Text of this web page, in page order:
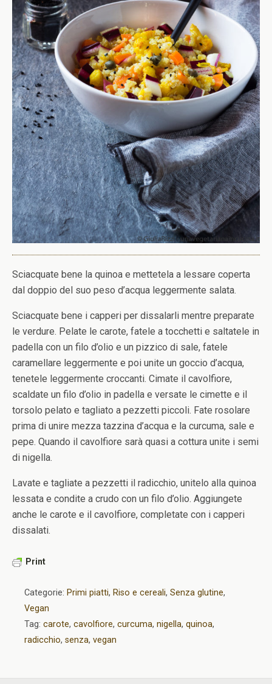
Sciacquate bene la quinoa e mettetela a lessare coperta
dal doppio del suo peso d’acqua leggermente salata.
Sciacquate bene i capperi per dissalarli mentre preparate
le verdure. Pelate le carote, fatele a tocchetti e saltatele in
padella con un filo d’olio e un pizzico di sale, fatele
caramellare leggermente e poi unite un goccio d’acqua,
tenetele leggermente croccanti. Cimate il cavolfiore,
scaldate un filo d’olio in padella e versate le cimette e il
torsolo pelato e tagliato a pezzetti piccoli. Fate rosolare
prima di unire mezza tazzina d’acqua e la curcuma, sale e
pepe. Quando il cavolfiore sarà quasi a cottura unite i semi
di nigella.
Lavate e tagliate a pezzetti il radicchio, unitelo alla quinoa
lessata e condite a crudo con un filo d’olio. Aggiungete
anche le carote e il cavolfiore, completate con i capperi
dissalati.
Print
Categorie: Primi piatti, Riso e cereali, Senza glutine,
Vegan
Tag: carote, cavolfiore, curcuma, nigella, quinoa,
radicchio, senza, vegan